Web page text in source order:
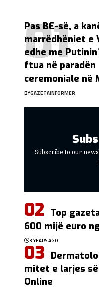
Pas BE-së, a
marrëdhëniet e
edhe me
ftua në paradën
ceremoniale në
BYGAZETAINFORMER
Subscribe to our
Top
600 mijë euro
3 YEARS AGO
mitet e larjes
Online